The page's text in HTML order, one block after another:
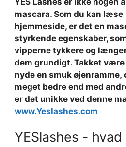
mascara. Som du kan
hjemmeside, er det en
styrkende egenskaber,
vipperne tykkere og
dem grundigt. Takket være
nyde en smuk øjenramme,
meget bedre end med
er det unikke ved denne
www.Yeslashes.com
YESlashes -